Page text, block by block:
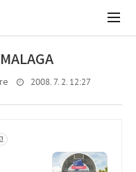
2008. 7. 2. 12:27